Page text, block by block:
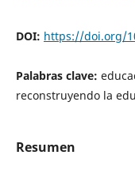
DOI: https://doi.org/
Palabras clave:
reconstruyendo la
Resumen